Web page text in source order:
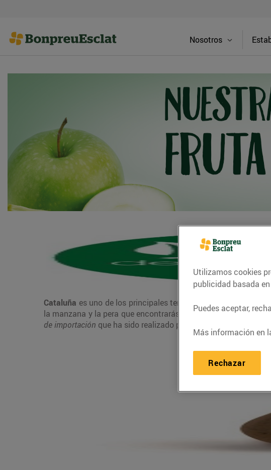
Nosotros
Cataluña es uno de los principales territorios productores de
la manzana y la pera que encontrarás en Bonpreu y Esclat es
de importación que ha sido realizado por la Associació
Utilizamos cookies
publicidad basada
Puedes aceptar,
Más información en
Rechazar